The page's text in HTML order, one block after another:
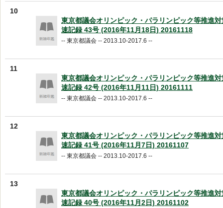
10
東京都議会オリンピック・パラリンピック等推進
速記録 43号 (2016年11月18日) 20161118
-- 東京都議会 -- 2013.10-2017.6 --
11
東京都議会オリンピック・パラリンピック等推進
速記録 42号 (2016年11月11日) 20161111
-- 東京都議会 -- 2013.10-2017.6 --
12
東京都議会オリンピック・パラリンピック等推進
速記録 41号 (2016年11月7日) 20161107
-- 東京都議会 -- 2013.10-2017.6 --
13
東京都議会オリンピック・パラリンピック等推進
速記録 40号 (2016年11月2日) 20161102